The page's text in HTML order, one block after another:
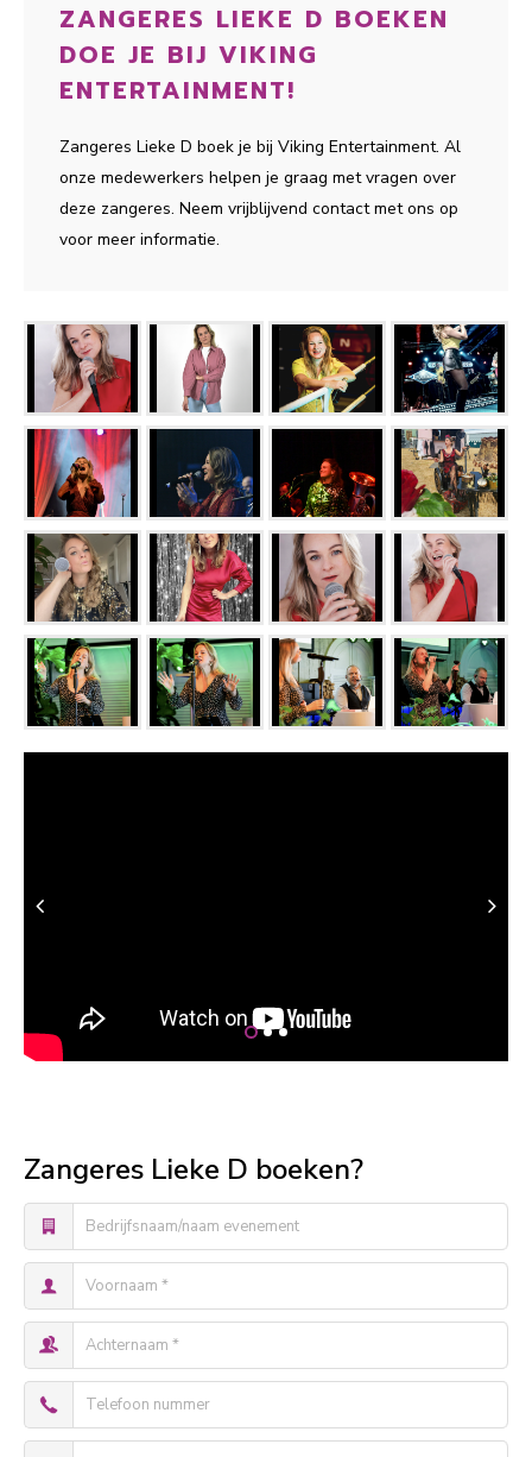
ZANGERES LIEKE D BOEKEN
DOE JE BIJ VIKING
ENTERTAINMENT!
Zangeres Lieke D boek je bij Viking Entertainment. Al
onze medewerkers helpen je graag met vragen over
deze zangeres. Neem vrijblijvend contact met ons op
voor meer informatie.
Zangeres Lieke D boeken?